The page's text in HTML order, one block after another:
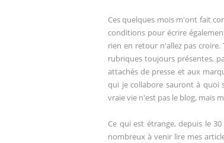
Ces quelques mois m'ont fait
conditions pour écrire
rien en retour n'allez pas
rubriques toujours présentes,
attachés de presse et aux
qui je collabore sauront à quoi
vraie vie n'est pas le blog, mais
Ce qui est étrange, depuis le
nombreux à venir lire mes